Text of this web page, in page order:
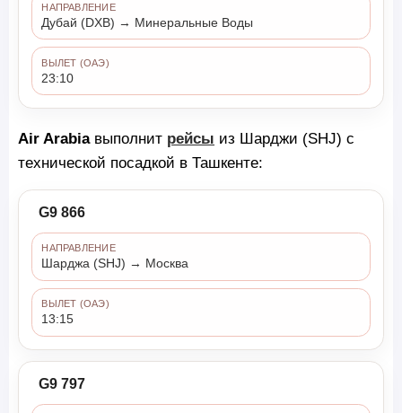
НАПРАВЛЕНИЕ
Дубай (DXB) → Минеральные Воды
ВЫЛЕТ (ОАЭ)
23:10
Air Arabiaвыполнит рейсы из Шарджи (SHJ) с
технической посадкой в Ташкенте:
G9 866
НАПРАВЛЕНИЕ
Шарджа (SHJ) → Москва
ВЫЛЕТ (ОАЭ)
13:15
G9 797